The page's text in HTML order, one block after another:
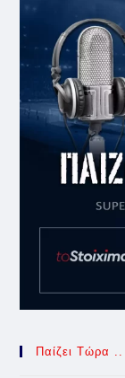
Παίζει Τώρα ..